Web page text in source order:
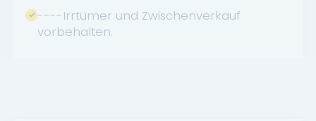
----Irrtümer und Zwischenverkauf
vorbehalten.